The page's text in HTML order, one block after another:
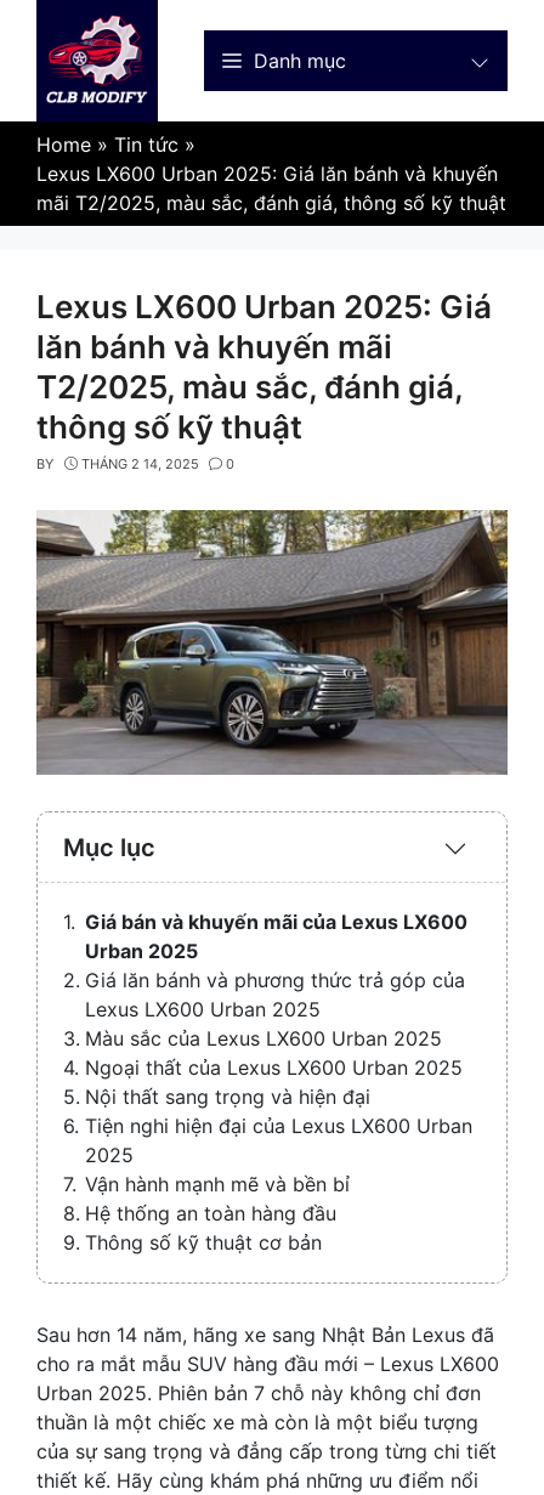
content
Danh mục
Home » Tin tức »
Lexus LX600 Urban 2025: Giá lăn bánh và khuyến
mãi T2/2025, màu sắc, đánh giá, thông số kỹ thuật
Lexus LX600 Urban 2025: Giá
lăn bánh và khuyến mãi
T2/2025, màu sắc, đánh giá,
thông số kỹ thuật
BY THÁNG 2 14, 2025 0
Mục lục
Expand
Giá bán và khuyến mãi của Lexus LX600
Urban 2025
Giá lăn bánh và phương thức trả góp của
Lexus LX600 Urban 2025
Màu sắc của Lexus LX600 Urban 2025
Ngoại thất của Lexus LX600 Urban 2025
Nội thất sang trọng và hiện đại
Tiện nghi hiện đại của Lexus LX600 Urban
2025
Vận hành mạnh mẽ và bền bỉ
Hệ thống an toàn hàng đầu
Thông số kỹ thuật cơ bản
Sau hơn 14 năm, hãng xe sang Nhật Bản Lexus đã
cho ra mắt mẫu SUV hàng đầu mới – Lexus LX600
Urban 2025. Phiên bản 7 chỗ này không chỉ đơn
thuần là một chiếc xe mà còn là một biểu tượng
của sự sang trọng và đẳng cấp trong từng chi tiết
thiết kế. Hãy cùng khám phá những ưu điểm nổi